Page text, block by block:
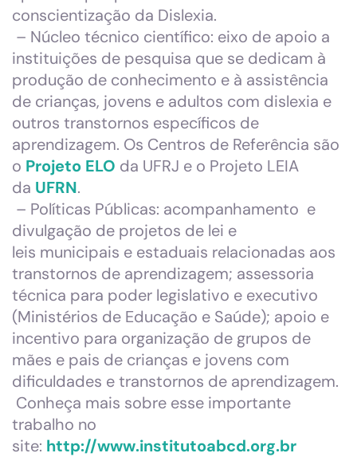
conscientização da Dislexia.
– Núcleo técnico científico: eixo de apoio a
instituições de pesquisa que se dedicam à
produção de conhecimento e à assistência
de crianças, jovens e adultos com dislexia e
outros transtornos específicos de
aprendizagem. Os Centros de Referência são
o Projeto ELO da UFRJ e o Projeto LEIA
da UFRN.
– Políticas Públicas: acompanhamento e
divulgação de projetos de lei e
leis municipais e estaduais relacionadas aos
transtornos de aprendizagem; assessoria
técnica para poder legislativo e executivo
(Ministérios de Educação e Saúde); apoio e
incentivo para organização de grupos de
mães e pais de crianças e jovens com
dificuldades e transtornos de aprendizagem.
Conheça mais sobre esse importante
trabalho no
site: http://www.institutoabcd.org.br